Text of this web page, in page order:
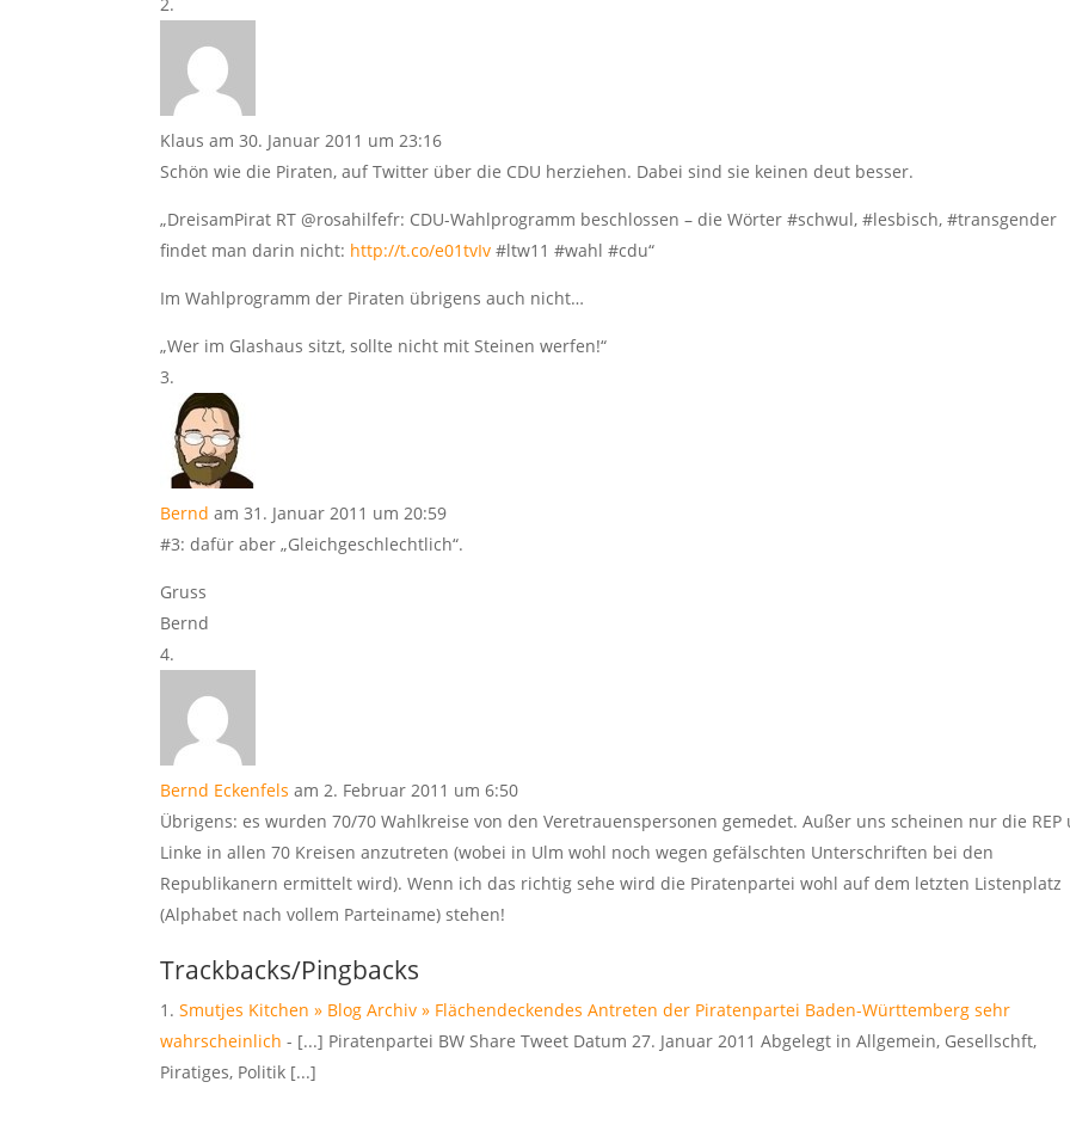
Klaus am 30. Januar 2011 um 23:16
Schön wie die Piraten, auf Twitter über die CDU herziehen. Dabei sind sie keinen deut besser.
„DreisamPirat RT @rosahilfefr: CDU-Wahlprogramm beschlossen – die Wörter #schwul, #lesbisch, #transgender
findet man darin nicht: http://t.co/e01tvIv #ltw11 #wahl #cdu“
Im Wahlprogramm der Piraten übrigens auch nicht…
„Wer im Glashaus sitzt, sollte nicht mit Steinen werfen!“
Bernd am 31. Januar 2011 um 20:59
#3: dafür aber „Gleichgeschlechtlich“.
Gruss
Bernd
Bernd Eckenfels am 2. Februar 2011 um 6:50
Übrigens: es wurden 70/70 Wahlkreise von den Veretrauenspersonen gemedet. Außer uns scheinen nur die REP
Linke in allen 70 Kreisen anzutreten (wobei in Ulm wohl noch wegen gefälschten Unterschriften bei den
Republikanern ermittelt wird). Wenn ich das richtig sehe wird die Piratenpartei wohl auf dem letzten Listenplatz
(Alphabet nach vollem Parteiname) stehen!
Trackbacks/Pingbacks
Smutjes Kitchen » Blog Archiv » Flächendeckendes Antreten der Piratenpartei Baden-Württemberg sehr
wahrscheinlich - [...] Piratenpartei BW Share Tweet Datum 27. Januar 2011 Abgelegt in Allgemein, Gesellschft,
Piratiges, Politik [...]